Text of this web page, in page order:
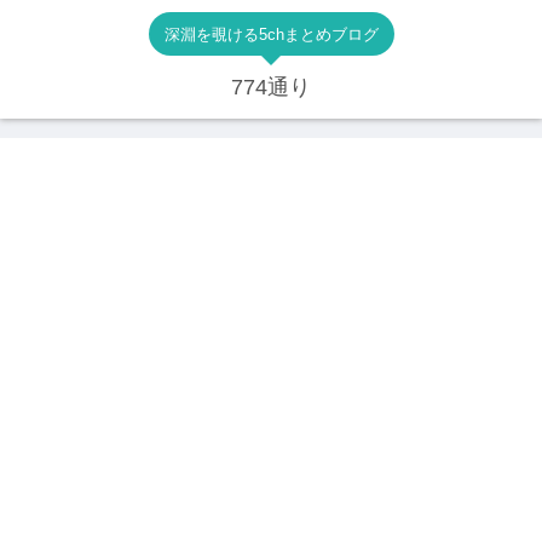
深淵を覗ける5chまとめブログ
774通り